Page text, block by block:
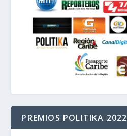
PREMIOS POLITIKA 2022